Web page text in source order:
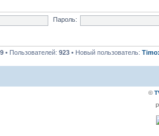
Пароль:
• Пользователей: 923 • Новый пользователь:
©